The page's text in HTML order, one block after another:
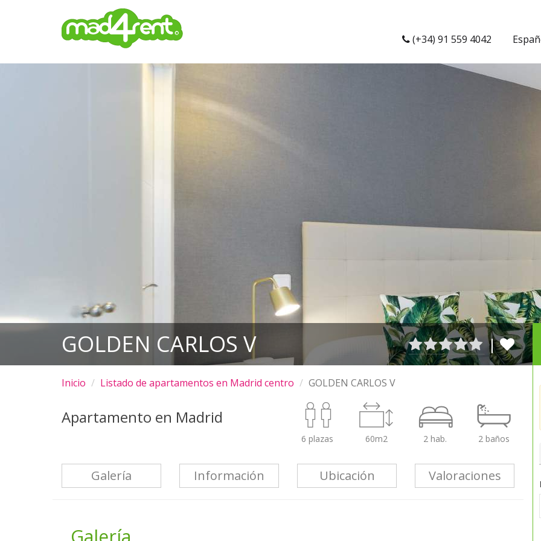
(+34) 91 559 4042
GOLDEN CARLOS V |
Inicio Listado de apartamentos en Madrid centro GOLDEN CARLOS V
Apartamento en Madrid
6 plazas 60m2 2 hab. 2 baños
Galería Información Ubicación Valoraciones